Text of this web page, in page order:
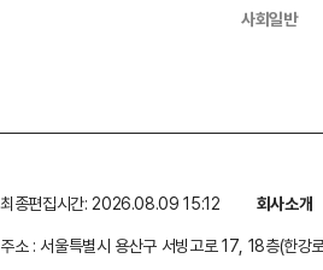
사회일반
최종편집시간: 2026.08.09 15:12 회사소개
주소 : 서울특별시 용산구 서빙고로 17, 18층(한강